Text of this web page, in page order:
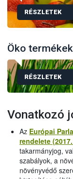
RÉSZLETEK
Öko termékek
RÉSZLETEK
Vonatkozó
Az Európai
rendelete
takarmányjog,
szabályok, a
növényvédő